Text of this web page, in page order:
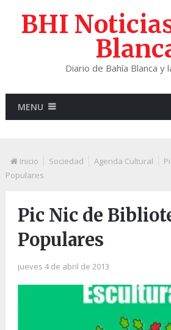
BHI
Diario de Bahía Blanca y
MENU
Inicio Sociedad Agenda Cultural
Populares
Pic Nic de
Populares
jueves 4 de abril de 2013